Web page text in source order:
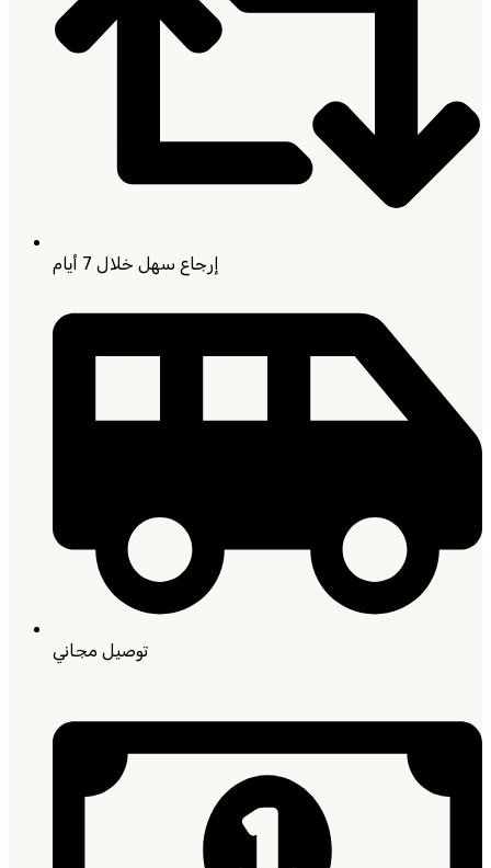
إرجاع سهل خلال 7 أيام
توصيل مجاني